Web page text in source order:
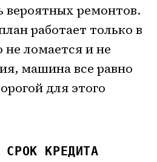
вероятных ремонтов.
работает только в
не ломается и не
машина все равно
для этого
СРОК КРЕДИТА